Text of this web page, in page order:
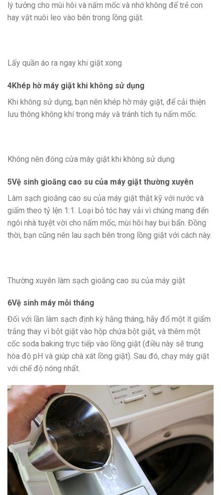
lý tưởng cho mùi hôi và nấm mốc và nhớ không để trẻ con
hay vật nuôi leo vào bên trong lồng giặt.
Lấy quần áo ra ngay khi giặt xong
4Khép hờ máy giặt khi không sử dụng
Khi không sử dụng, bạn nên khép hờ máy giặt, để cải thiện
lưu thông không khí trong máy và tránh tích tụ nấm mốc.
Không nên đóng cửa máy giặt khi không sử dụng
5Vệ sinh gioăng cao su của máy giặt thường xuyên
Làm sạch gioăng cao su của máy giặt thật kỹ với nước và
giấm theo tỷ lện 1:1. Loại bỏ tóc hay vải vì chúng mang đến
ngôi nhà tuyệt vời cho nấm mốc, mùi hôi hay bụi bẩn. Đồng
thời, bạn cũng nên lau sạch bên trong lồng giặt với cách này.
Thường xuyên làm sạch gioăng cao su của máy giặt
6Vệ sinh máy mỗi tháng
Đối với lần làm sạch định kỳ hằng tháng, hãy đổ một ít giấm
trắng thay vì bột giặt vào hộp chứa bột giặt, và thêm một
cốc soda baking trực tiếp vào lồng giặt (điều này sẽ trung
hòa độ pH và giúp chà xát lồng giặt). Sau đó, chạy máy giặt
với chế độ nóng nhất.